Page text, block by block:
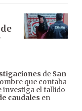
de San
que contaba
investiga el fallido
caudales en